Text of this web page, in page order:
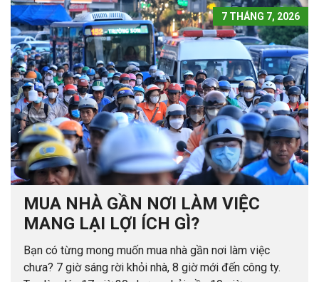
7 THÁNG 7, 2026
MUA NHÀ GẦN NƠI LÀM VIỆC
MANG LẠI LỢI ÍCH GÌ?
Bạn có từng mong muốn mua nhà gần nơi làm việc
chưa? 7 giờ sáng rời khỏi nhà, 8 giờ mới đến công ty.